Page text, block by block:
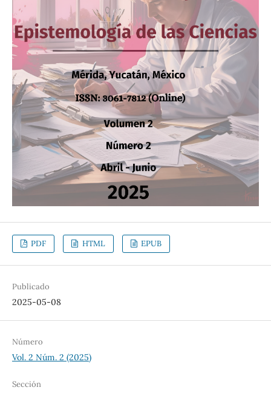
PDF HTML EPUB
Publicado
2025-05-08
Número
Vol. 2 Núm. 2 (2025)
Sección